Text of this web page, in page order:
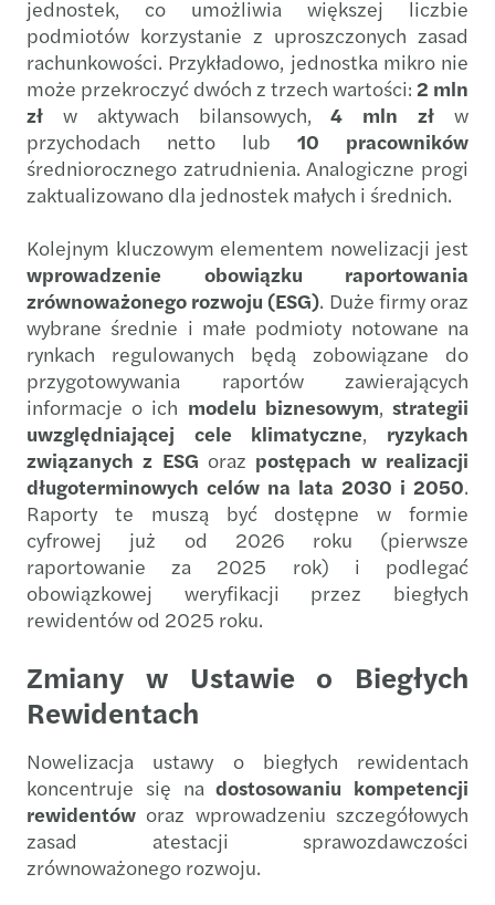
jednostek, co umożliwia większej liczbie
podmiotów korzystanie z uproszczonych zasad
rachunkowości. Przykładowo, jednostka mikro nie
może przekroczyć dwóch z trzech wartości: 2 mln
zł w aktywach bilansowych,4 mln złw
przychodach netto lub 10 pracowników
średniorocznego zatrudnienia. Analogiczne progi
zaktualizowano dla jednostek małych i średnich.
Kolejnym kluczowym elementem nowelizacji jest
wprowadzenie obowiązku raportowania
zrównoważonego rozwoju (ESG). Duże firmy oraz
wybrane średnie i małe podmioty notowane na
rynkach regulowanych będą zobowiązane do
przygotowywania raportów zawierających
informacje o ich modelu biznesowym,strategii
uwzględniającej cele klimatyczne, ryzykach
związanych z ESG oraz postępach w realizacji
długoterminowych celów na lata 2030 i 2050.
Raporty te muszą być dostępne w formie
cyfrowej już od 2026 roku (pierwsze
raportowanie za 2025 rok) i podlegać
obowiązkowej weryfikacji przez biegłych
rewidentów od 2025 roku.
Zmiany w Ustawie o Biegłych
Rewidentach
Nowelizacja ustawy o biegłych rewidentach
koncentruje się nadostosowaniu kompetencji
rewidentów oraz wprowadzeniu szczegółowych
zasad atestacji sprawozdawczości
zrównoważonego rozwoju.